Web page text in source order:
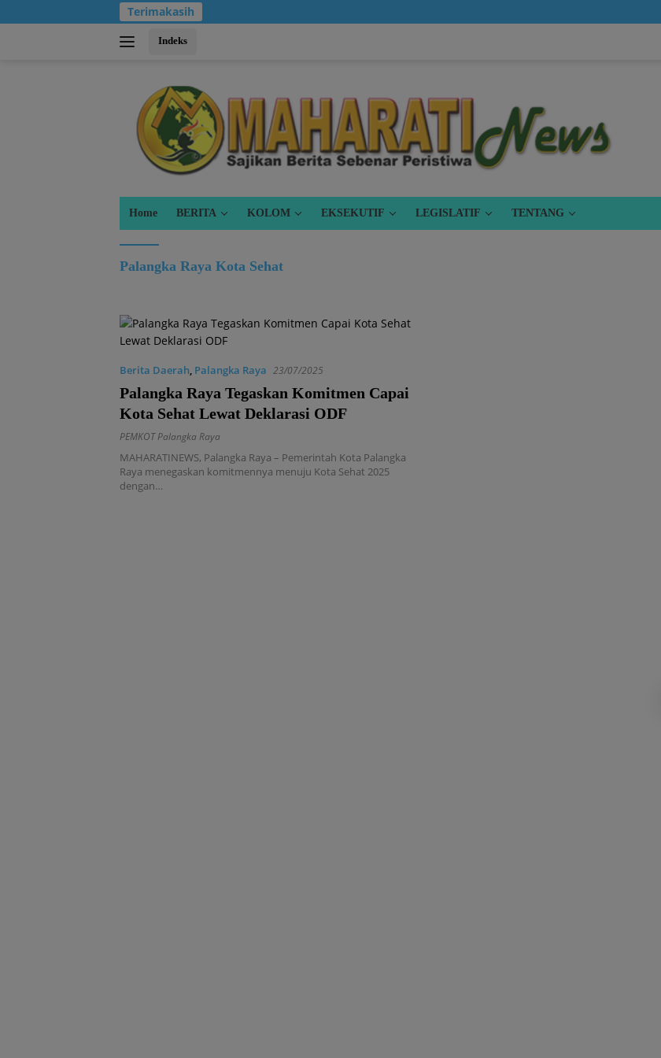
ke
Terimakasih
Indeks
Home BERITA KOLOM EKSEKUTIF LEGISLATIF TENTANG
Palangka Raya Kota Sehat
Berita Daerah, Palangka Raya 23/07/2025
Palangka Raya Tegaskan Komitmen Capai
Kota Sehat Lewat Deklarasi ODF
PEMKOT Palangka Raya
MAHARATINEWS, Palangka Raya – Pemerintah Kota Palangka
Raya menegaskan komitmennya menuju Kota Sehat 2025
dengan…